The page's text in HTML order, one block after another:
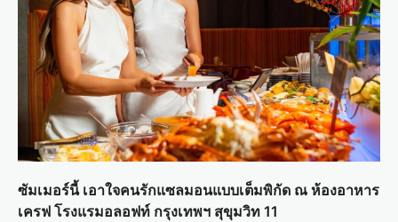
ซัมเมอร์นี้ เอาใจคนรักแซลมอนแบบเต็มพิกัด ณ ห้องอาหาร
เครฟ โรงแรมอลอฟท์ กรุงเทพฯ สุขุมวิท 11